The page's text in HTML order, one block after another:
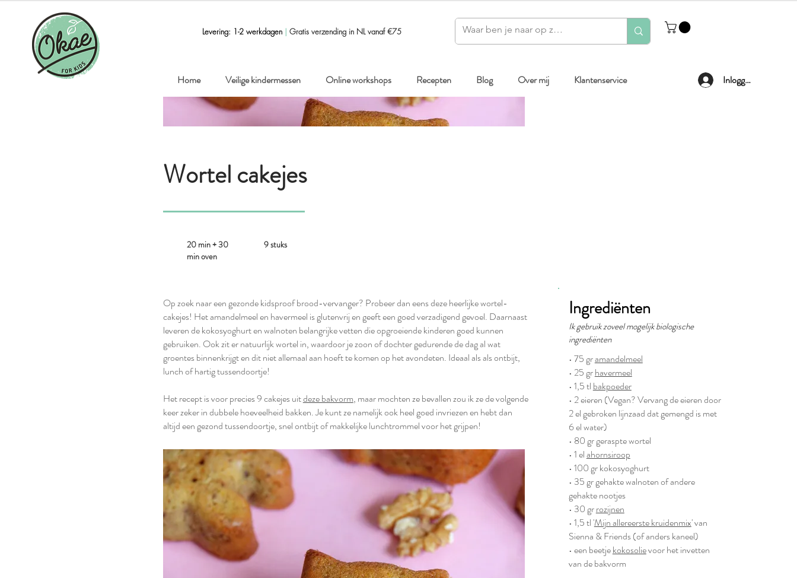
Levering: 1-2 werkdagen | Gratis verzending in NL vanaf €75
Home Veilige kindermessen Online workshops Recepten Blog Over mij Klantenservice Inloggen
Wortel cakejes
20 min + 30
min oven
9 stuks
Op zoek naar een gezonde kidsproof brood-vervanger? Probeer dan eens deze heerlijke wortel-
cakejes! Het amandelmeel en havermeel is glutenvrij en geeft een goed verzadigend gevoel. Daarnaast
leveren de kokosyoghurt en walnoten belangrijke vetten die opgroeiende kinderen goed kunnen
gebruiken. Ook zit er natuurlijk wortel in, waardoor je zoon of dochter gedurende de dag al wat
groentes binnenkrijgt en dit niet allemaal aan hoeft te komen op het avondeten. Ideaal als als ontbijt,
lunch of hartig tussendoortje!
Het recept is voor precies 9 cakejes uitdeze bakvorm, maar mochten ze bevallen zou ik ze de volgende
keer zeker in dubbele hoeveelheid bakken. Je kunt ze namelijk ook heel goed invriezen en hebt dan
altijd een gezond tussendoortje, snel ontbijt of makkelijke lunchtrommel voor het grijpen!
Ingrediënten
Ik gebruik zoveel mogelijk biologische
ingrediënten
• 75 gramandelmeel
• 25 grhavermeel
• 1,5 tl bakpoeder
• 2 eieren (Vegan? Vervang de eieren door
2 el gebroken lijnzaad dat gemengd is met
6 el water)
• 80 gr geraspte wortel
• 1 elahornsiroop
• 100 gr kokosyoghurt
• 35 gr gehakte walnoten of andere
gehakte nootjes
• 30 grrozijnen
• 1,5 tl 'Mijn allereerste kruidenmix' van
Sienna & Friends (of anders kaneel)
• een beetjekokosolievoor het invetten
van de bakvorm